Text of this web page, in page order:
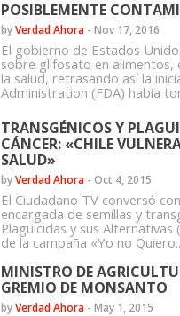
POSIBLEMENTE
byVerdad Ahora - Nov 17, 2016
El gobierno de Estados
sobre glifosato en alimentos,
la salud, retrasando así la
Administration (FDA) había
TRANSGÉNICOS Y
CÁNCER: «CHILE
SALUD»
byVerdad Ahora - Oct 4, 2015
El Ciudadano TV conversó
encargada de semillas y
Plaguicidas y sus Alternativas
de la campaña «Yo no
MINISTRO DE
GREMIO DE MONSANTO
byVerdad Ahora - May 1, 2015